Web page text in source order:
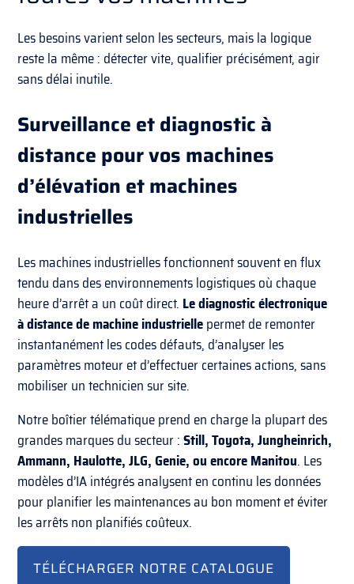
Les besoins varient selon les secteurs, mais la logique
reste la même : détecter vite, qualifier précisément, agir
sans délai inutile.
Surveillance et diagnostic à
distance pour vos machines
d’élévation et machines
industrielles
Les machines industrielles fonctionnent souvent en flux
tendu dans des environnements logistiques où chaque
heure d’arrêt a un coût direct. Le diagnostic électronique
à distance de machine industriellepermet de remonter
instantanément les codes défauts, d’analyser les
paramètres moteur et d’effectuer certaines actions, sans
mobiliser un technicien sur site.
Notre boîtier télématique prend en charge la plupart des
grandes marques du secteur :Still, Toyota, Jungheinrich,
Ammann, Haulotte, JLG, Genie, ou encore Manitou. Les
modèles d’IA intégrés analysent en continu les données
pour planifier les maintenances au bon moment et éviter
les arrêts non planifiés coûteux.
TÉLÉCHARGER NOTRE CATALOGUE